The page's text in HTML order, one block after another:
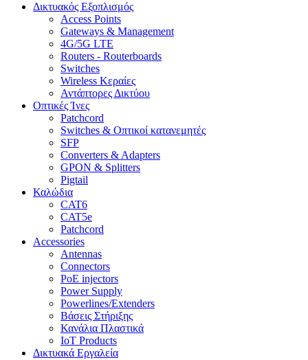
Δικτυακός Εξοπλισμός
Access Points
Gateways & Management
4G/5G LTE
Routers - Routerboards
Switches
Wireless Κεραίες
Αντάπτορες Δικτύου
Οπτικές Ίνες
Patchcord
Switches & Οπτικοί κατανεμητές
SFP
Converters & Adapters
GPON & Splitters
Pigtail
Καλώδια
CAT6
CAT5e
Patchcord
Accessories
Antennas
Connectors
PoE injectors
Power Supply
Powerlines/Extenders
Βάσεις Στήριξης
Κανάλια Πλαστικά
IoT Products
Δικτυακά Εργαλεία